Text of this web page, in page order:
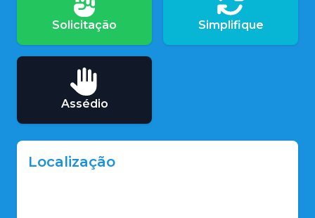
Solicitação Simplifique
Assédio
Localização